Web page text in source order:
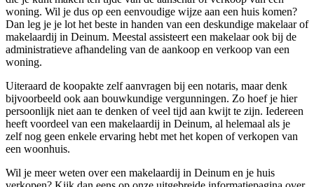
woning. Wil je dus op een eenvoudige wijze aan een huis komen?
Dan leg je je lot het beste in handen van een deskundige makelaar of
makelaardij in Deinum. Meestal assisteert een makelaar ook bij de
administratieve afhandeling van de aankoop en verkoop van een
woning.
Uiteraard de koopakte zelf aanvragen bij een notaris, maar denk
bijvoorbeeld ook aan bouwkundige vergunningen. Zo hoef je hier
persoonlijk niet aan te denken of veel tijd aan kwijt te zijn. Iedereen
heeft voordeel van een makelaardij in Deinum, al helemaal als je
zelf nog geen enkele ervaring hebt met het kopen of verkopen van
een woonhuis.
Wil je meer weten over een makelaardij in Deinum en je huis